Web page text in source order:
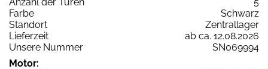
Farbe
Schwarz
Standort
Zentrallager
Lieferzeit
ab ca. 12.08.2026
Unsere Nummer
SN069994
Motor: